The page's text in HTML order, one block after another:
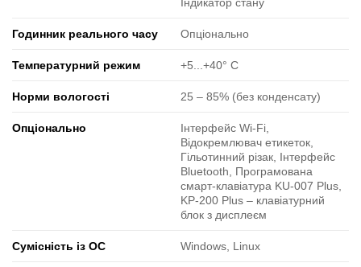
Індикатор стану
Годинник реального часу Опціонально
Температурний режим +5...+40° C
Норми вологості 25 ‒ 85% (без конденсату)
Опціонально
Інтерфейс Wi-Fi,
Відокремлювач етикеток,
Гільотинний різак, Інтерфейс
Bluetooth, Програмована
смарт-клавіатура KU-007 Plus,
KP-200 Plus – клавіатурний
блок з дисплеєм
Сумісність із ОС Windows, Linux